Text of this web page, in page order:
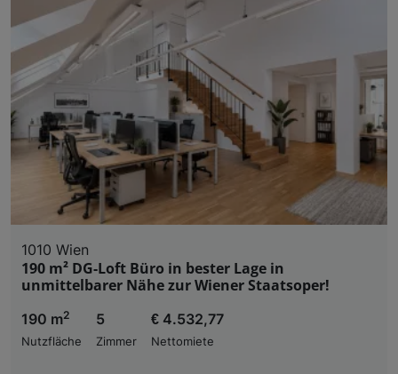
1010 Wien
190 m² DG-Loft Büro in bester Lage in
unmittelbarer Nähe zur Wiener Staatsoper!
190 m2
Nutzfläche
5
Zimmer
€ 4.532,77
Nettomiete